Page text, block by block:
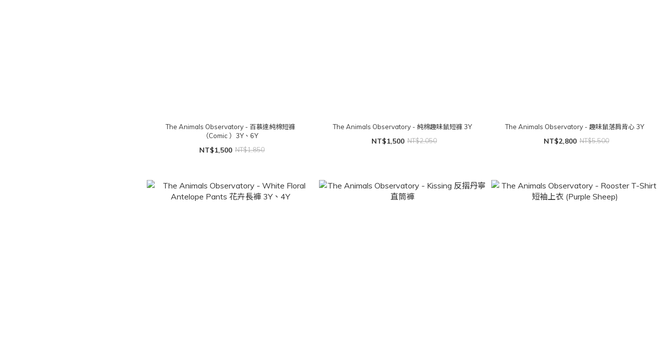
The Animals Observatory - 百慕達純棉短褲
（Comic ）3Y、6Y
NT$1,500 NT$1,850
The Animals Observatory - 純棉趣味鼠短褲 3Y
NT$1,500 NT$2,050
The Animals Observatory - 趣味鼠落肩背心 3Y
NT$2,800 NT$5,500